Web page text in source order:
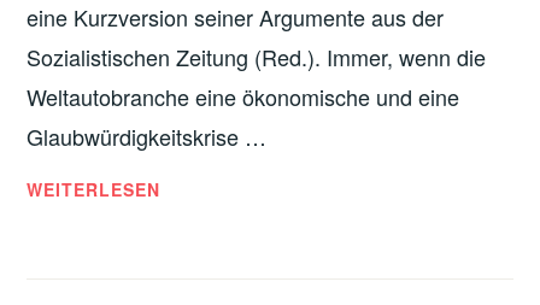
eine Kurzversion seiner Argumente aus der
Sozialistischen Zeitung (Red.). Immer, wenn die
Weltautobranche eine ökonomische und eine
Glaubwürdigkeitskrise …
VON
WEITERLESEN